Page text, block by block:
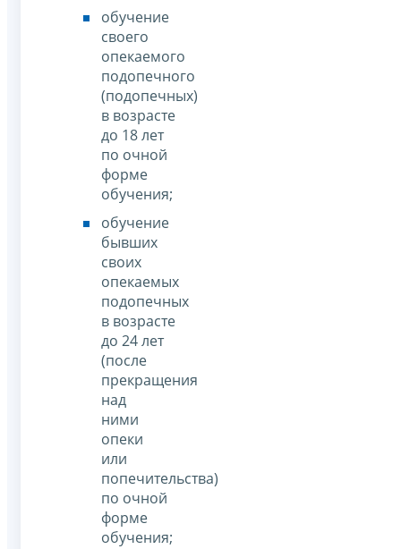
обучение
своего
опекаемого
подопечного
(подопечных)
в возрасте
до 18 лет
по очной
форме
обучения;
обучение
бывших
своих
опекаемых
подопечных
в возрасте
до 24 лет
(после
прекращения
над
ними
опеки
или
попечительства)
по очной
форме
обучения;